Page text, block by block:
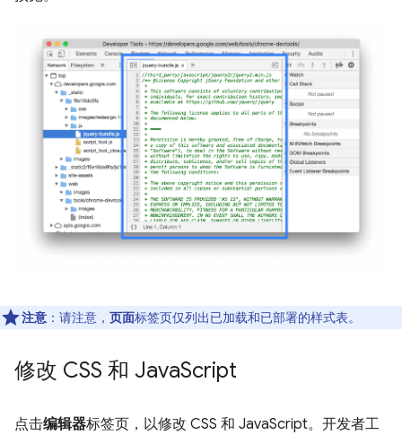
注意 ：请注意， 页面标签页仅列出已加载和已部署的样式表。
修改 CSS 和 JavaScript
点击编辑器标签页，以修改 CSS 和 JavaScript。开发者工